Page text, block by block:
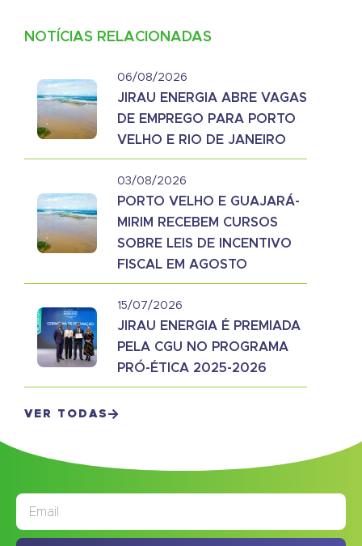
NOTÍCIAS RELACIONADAS
06/08/2026
JIRAU ENERGIA ABRE VAGAS
DE EMPREGO PARA PORTO
VELHO E RIO DE JANEIRO
03/08/2026
PORTO VELHO E GUAJARÁ-
MIRIM RECEBEM CURSOS
SOBRE LEIS DE INCENTIVO
FISCAL EM AGOSTO
15/07/2026
JIRAU ENERGIA É PREMIADA
PELA CGU NO PROGRAMA
PRÓ-ÉTICA 2025-2026
VER TODAS